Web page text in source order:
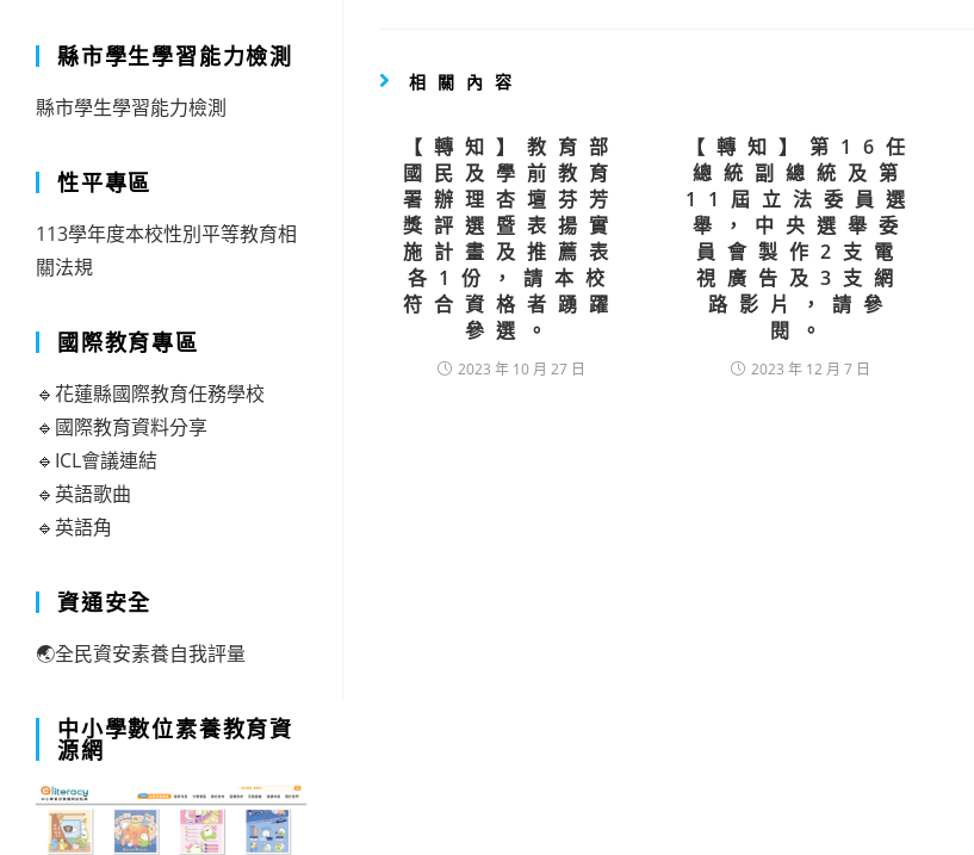
相關內容
【轉知】教育部
國民及學前教育
署辦理杏壇芬芳
獎評選暨表揚實
施計畫及推薦表
各1份，請本校
符合資格者踴躍
參選。
2023 年 10 月 27 日
【轉知】第16任
總統副總統及第
11屆立法委員選
舉，中央選舉委
員會製作2支電
視廣告及3支網
路影片，請參
閱。
2023 年 12 月 7 日
縣市學生學習能力檢測
縣市學生學習能力檢測
性平專區
113學年度本校性別平等教育相
關法規
國際教育專區
🔹花蓮縣國際教育任務學校
🔹國際教育資料分享
🔹ICL會議連結
🔹英語歌曲
🔹英語角
資通安全
🌏全民資安素養自我評量
中小學數位素養教育資
源網